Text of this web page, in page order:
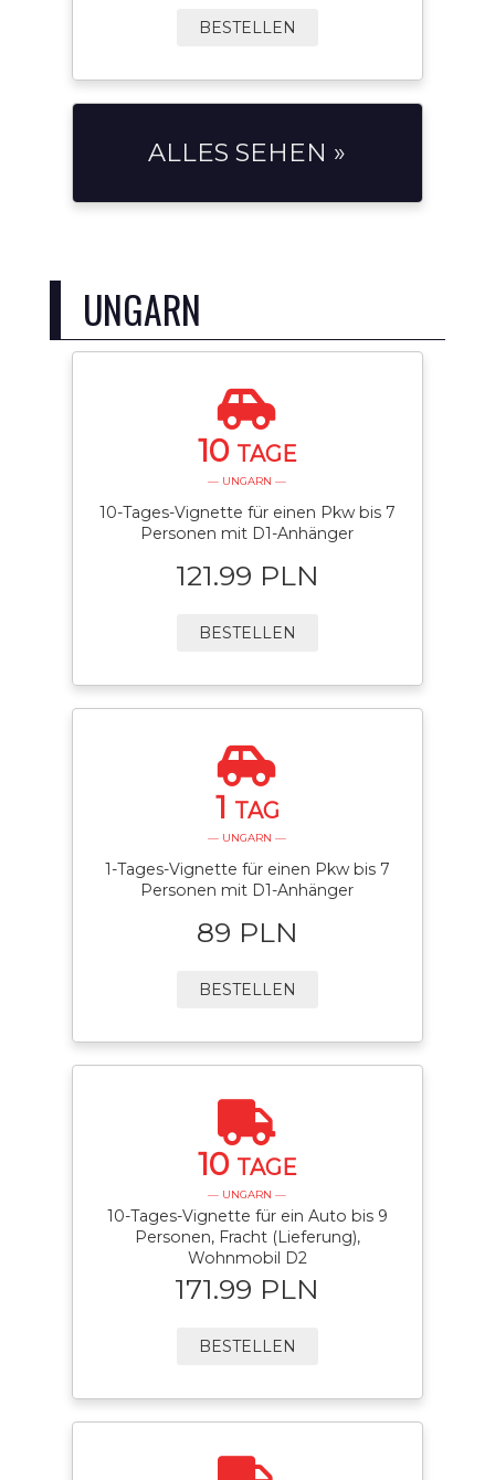
BESTELLEN
ALLES SEHEN »
UNGARN
10 TAGE
— UNGARN —
10-Tages-Vignette für einen Pkw bis 7
Personen mit D1-Anhänger
121.99 PLN
BESTELLEN
1 TAG
— UNGARN —
1-Tages-Vignette für einen Pkw bis 7
Personen mit D1-Anhänger
89 PLN
BESTELLEN
10 TAGE
— UNGARN —
10-Tages-Vignette für ein Auto bis 9
Personen, Fracht (Lieferung),
Wohnmobil D2
171.99 PLN
BESTELLEN